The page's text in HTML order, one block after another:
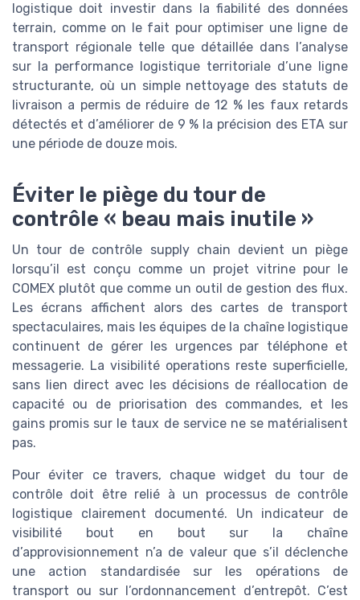
logistique doit investir dans la fiabilité des données
terrain, comme on le fait pour optimiser une ligne de
transport régionale telle que détaillée dans l’analyse
sur la performance logistique territoriale d’une ligne
structurante, où un simple nettoyage des statuts de
livraison a permis de réduire de 12 % les faux retards
détectés et d’améliorer de 9 % la précision des ETA sur
une période de douze mois.
Éviter le piège du tour de
contrôle « beau mais inutile »
Un tour de contrôle supply chain devient un piège
lorsqu’il est conçu comme un projet vitrine pour le
COMEX plutôt que comme un outil de gestion des flux.
Les écrans affichent alors des cartes de transport
spectaculaires, mais les équipes de la chaîne logistique
continuent de gérer les urgences par téléphone et
messagerie. La visibilité operations reste superficielle,
sans lien direct avec les décisions de réallocation de
capacité ou de priorisation des commandes, et les
gains promis sur le taux de service ne se matérialisent
pas.
Pour éviter ce travers, chaque widget du tour de
contrôle doit être relié à un processus de contrôle
logistique clairement documenté. Un indicateur de
visibilité bout en bout sur la chaîne
d’approvisionnement n’a de valeur que s’il déclenche
une action standardisée sur les opérations de
transport ou sur l’ordonnancement d’entrepôt. C’est